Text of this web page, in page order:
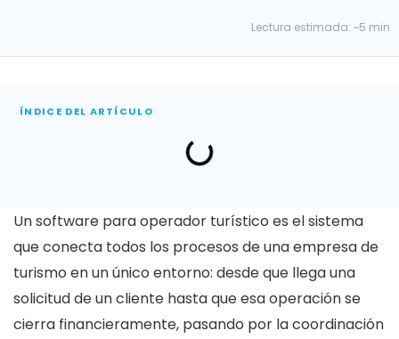
Lectura estimada: ~5 min
ÍNDICE DEL ARTÍCULO
Un software para operador turístico es el sistema
que conecta todos los procesos de una empresa de
turismo en un único entorno: desde que llega una
solicitud de un cliente hasta que esa operación se
cierra financieramente, pasando por la coordinación